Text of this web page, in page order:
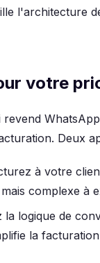
l'architecture
votre
Deux
à votre
complexe à
la logique de
la